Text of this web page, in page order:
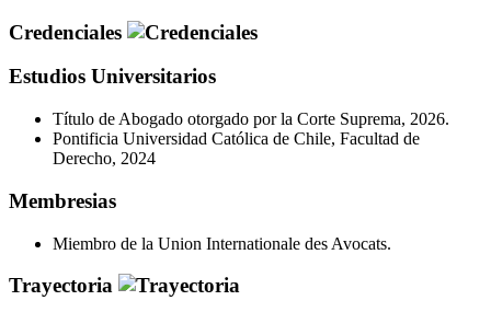
Credenciales
Estudios Universitarios
Título de Abogado otorgado por la Corte Suprema, 2026.
Pontificia Universidad Católica de Chile, Facultad de
Derecho, 2024
Membresias
Miembro de la Union Internationale des Avocats.
Trayectoria